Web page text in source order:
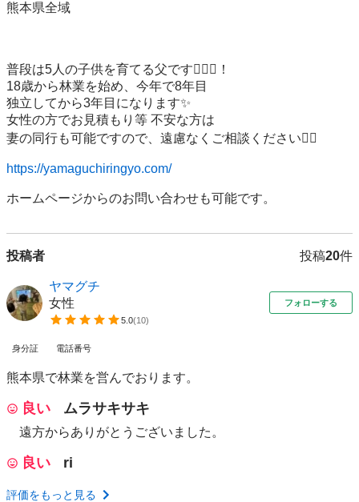
熊本県全域
普段は5人の子供を育てる父です👱🏻‍♂️！
18歳から林業を始め、今年で8年目
独立してから3年目になります✨️
女性の方でお見積もり等 不安な方は
妻の同行も可能ですので、遠慮なくご相談ください🙇‍♀️
https://yamaguchiringyo.com/
ホームページからのお問い合わせも可能です。
投稿者 投稿20件
ヤマグチ
女性
5.0(10)
フォローする
身分証 電話番号
熊本県で林業を営んでおります。
良い ムラサキサキ
遠方からありがとうございました。
良い ri
評価をもっと見る